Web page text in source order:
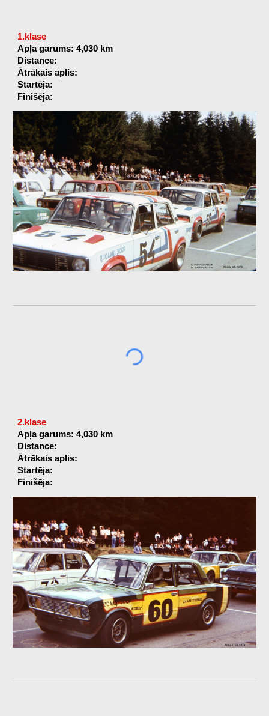
1.klase
Apļa garums: 4,030 km
Distance:
Ātrākais aplis:
Startēja:
Finišēja:
2.klase
Apļa garums: 4,030 km
Distance:
Ātrākais aplis:
Startēja:
Finišēja: